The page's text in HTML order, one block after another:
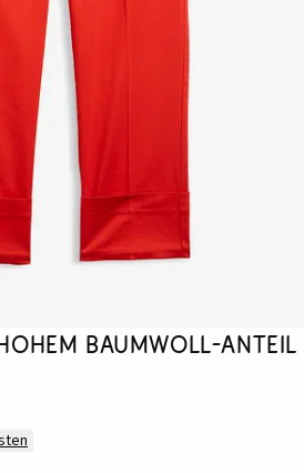
Baumwoll-Anteil